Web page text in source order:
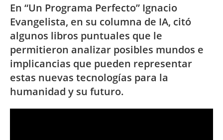
En “Un Programa Perfecto” Ignacio
Evangelista, en su columna de IA, citó
algunos libros puntuales que le
permitieron analizar posibles mundos e
implicancias que pueden representar
estas nuevas tecnologías para la
humanidad y su futuro.